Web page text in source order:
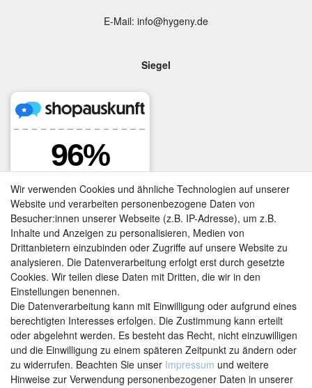
E-Mail: info@hygeny.de
Siegel
Vertrag widerrufen
Wir verwenden Cookies und ähnliche Technologien auf unserer
Website und verarbeiten personenbezogene Daten von
Besucher:innen unserer Webseite (z.B. IP-Adresse), um z.B.
Inhalte und Anzeigen zu personalisieren, Medien von
Drittanbietern einzubinden oder Zugriffe auf unsere Website zu
analysieren. Die Datenverarbeitung erfolgt erst durch gesetzte
Cookies. Wir teilen diese Daten mit Dritten, die wir in den
Einstellungen benennen.
Die Datenverarbeitung kann mit Einwilligung oder aufgrund eines
berechtigten Interesses erfolgen. Die Zustimmung kann erteilt
oder abgelehnt werden. Es besteht das Recht, nicht einzuwilligen
und die Einwilligung zu einem späteren Zeitpunkt zu ändern oder
zu widerrufen. Beachten Sie unser Impressum und weitere
Hinweise zur Verwendung personenbezogener Daten in unserer